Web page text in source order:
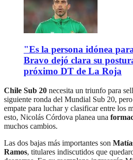
"Es la persona idónea
Bravo dejó clara su
próximo DT de La Roja
Chile Sub 20 necesita un triunfo para
siguiente ronda del Mundial Sub 20,
empate para luchar y clasificar entre los
esto, Nicolás Córdova planea una
muchos cambios.
Las dos bajas más importantes son
Ramos, titulares indiscutidos que